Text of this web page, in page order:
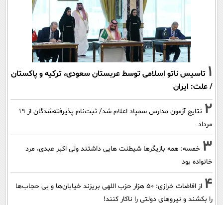
1 تاسیس ناتو اسلامی توسط عربستان سعودی، ترکیه و پاکستان
/ علت: ایران
2
نتایج آزمون مدارس سمپاد اعلام شد/ ثبت‌نام پذیرفته‌شدگان از ۱۹
مرداد
3 خمسه: همه بازیگرها شیطنت هایی داشتند ولی اکبر عبدی، مرد
خانواده بود
4
از افاضات خرازی: ۵۰ هزار حزب اللهی بریزند خیابان‌ها و بی حجاب‌ها
را بکشند و نیرو‌های دولتی را ناکار کنند!